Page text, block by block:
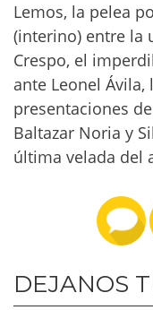
Lemos, la pelea
(interino) entre la
Crespo, el
ante Leonel Ávila,
presentaciones
Baltazar Noria y
última velada del
DEJANOS